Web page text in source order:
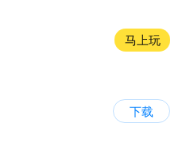
马上玩
下载